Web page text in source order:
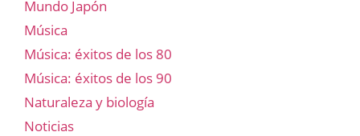
Mundo Japón
Música
Música: éxitos de los 80
Música: éxitos de los 90
Naturaleza y biología
Noticias